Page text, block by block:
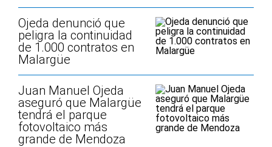
Ojeda denunció que
peligra la continuidad
de 1.000 contratos en
Malargüe
Juan Manuel Ojeda
aseguró que Malargüe
tendrá el parque
fotovoltaico más
grande de Mendoza